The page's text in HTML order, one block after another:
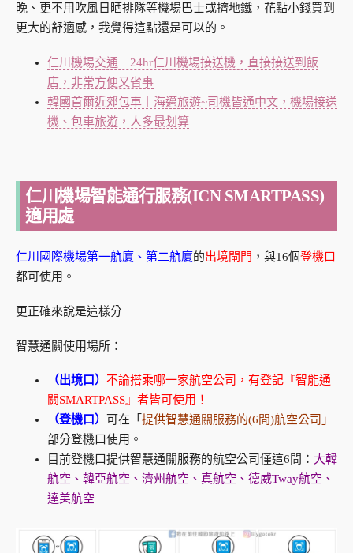
晚、更不用吹風日晒排隊等機場巴士或擠地鐵，花點小錢買到
更大的舒適感，我覺得這點還是可以的。
仁川機場交通｜24hr仁川機場接送機，直接接送到飯
店，非常方便又省事
韓國首爾近郊包車｜海邁旅遊~司機皆通中文，機場接送
機、包車旅遊，人多最划算
仁川機場智能通行服務(ICN SMARTPASS)
適用處
仁川國際機場第一航廈、第二航廈的出境閘門 ，與16個登機口
都可使用。
更正確來說是這樣分
智慧通關使用場所：
（出境口） 不論搭乘哪一家航空公司，有登記『智能通
關SMARTPASS』者皆可使用！
（登機口） 可在「 提供智慧通關服務的(6間)航空公司」
部分登機口使用。
目前登機口提供智慧通關服務的航空公司僅這6間： 大韓
航空、韓亞航空、濟州航空、真航空、德威Tway航空、
達美航空